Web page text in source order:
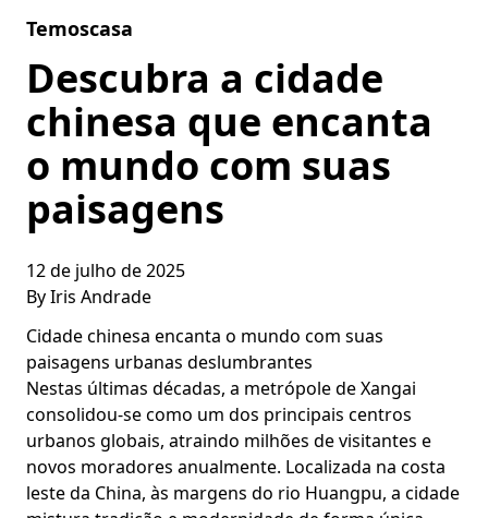
Temoscasa
Descubra a cidade
chinesa que encanta
o mundo com suas
paisagens
12 de julho de 2025
ByIris Andrade
Cidade chinesa encanta o mundo com suas
paisagens urbanas deslumbrantes
Nestas últimas décadas, a metrópole de Xangai
consolidou-se como um dos principais centros
urbanos globais, atraindo milhões de visitantes e
novos moradores anualmente. Localizada na costa
leste da China, às margens do rio Huangpu, a cidade